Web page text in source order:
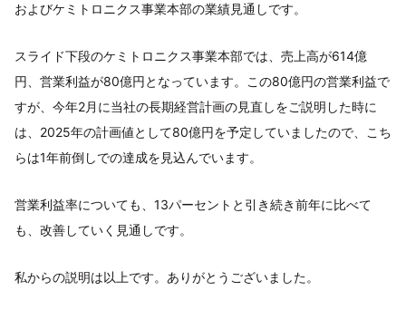
およびケミトロニクス事業本部の業績見通しです。
スライド下段のケミトロニクス事業本部では、売上高が614億
円、営業利益が80億円となっています。この80億円の営業利益で
すが、今年2月に当社の長期経営計画の見直しをご説明した時に
は、2025年の計画値として80億円を予定していましたので、こち
らは1年前倒しでの達成を見込んでいます。
営業利益率についても、13パーセントと引き続き前年に比べて
も、改善していく見通しです。
私からの説明は以上です。ありがとうございました。